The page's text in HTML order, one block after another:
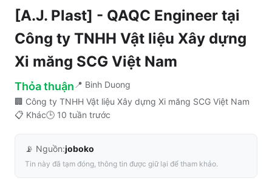
[A.J. Plast] - QAQC Engineer tại
Công ty TNHH Vật liệu Xây dựng
Xi măng SCG Việt Nam
Thỏa thuận 📍 Binh Duong
🏢 Công ty TNHH Vật liệu Xây dựng Xi măng SCG Việt Nam
📋 Khác🕒 10 tuần trước
📡 Nguồn:joboko
Tin này đã tạm đóng, thông tin được giữ lại để tham khảo.